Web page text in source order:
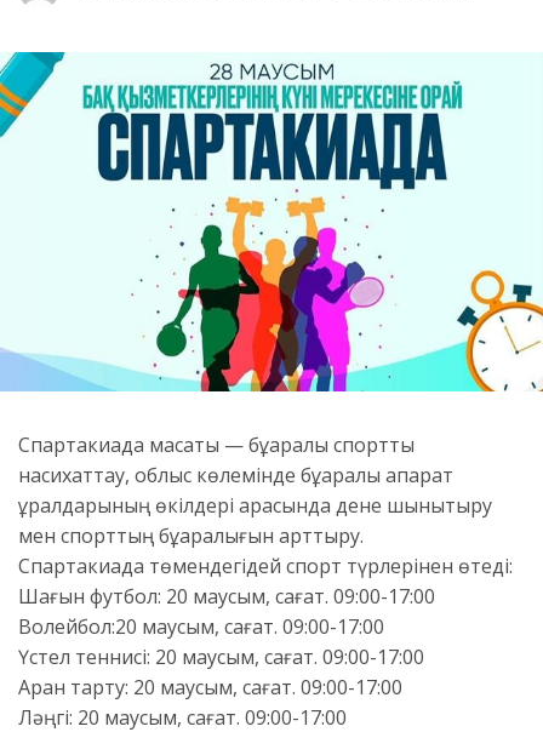
Спартакиада мақсаты — бұқаралық спортты
насихаттау, облыс көлемінде бұқаралық ақпарат
құралдарының өкілдері арасында дене шынықтыру
мен спорттың бұқаралығын арттыру.
Спартакиада төмендегідей спорт түрлерінен өтеді:
Шағын футбол: 20 маусым, сағат. 09:00-17:00
Волейбол:​20 маусым, сағат. 09:00-17:00
Үстел теннисі: 20 маусым, сағат. 09:00-17:00
Арқан тарту: 20 маусым, сағат. 09:00-17:00
Ләңгі: 20 маусым, сағат. 09:00-17:00